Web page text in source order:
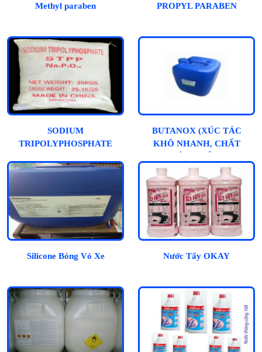
Methyl paraben PROPYL PARABEN
SODIUM
TRIPOLYPHOSPHATE
BUTANOX (XÚC TÁC
KHÔ NHANH, CHẤT
Silicone Bóng Vỏ Xe Nước Tẩy OKAY